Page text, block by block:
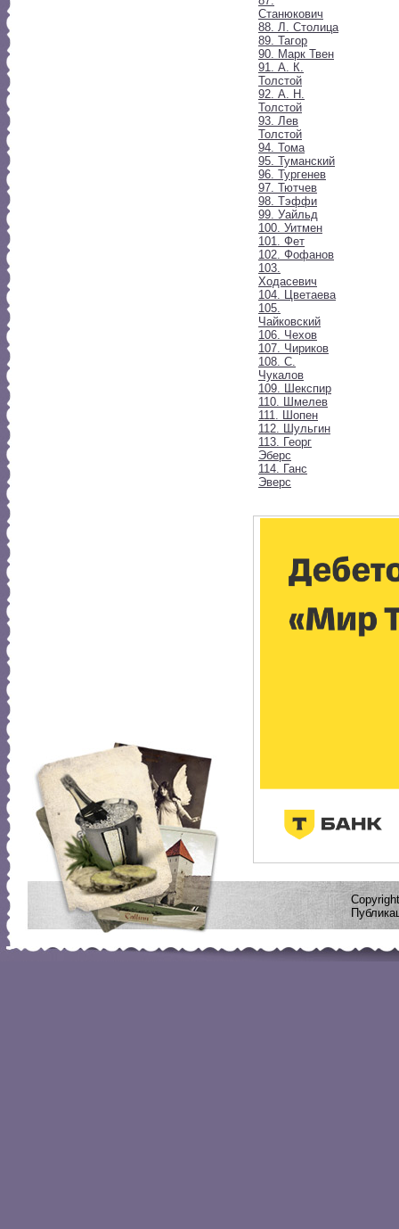
Станюкович
88. Л. Столица
89. Тагор
90. Марк Твен
91. А. К.
Толстой
92. А. Н.
Толстой
93. Лев
Толстой
94. Тома
95. Туманский
96. Тургенев
97. Тютчев
98. Тэффи
99. Уайльд
100. Уитмен
101. Фет
102. Фофанов
103.
Ходасевич
104. Цветаева
105.
Чайковский
106. Чехов
107. Чириков
108. С.
Чукалов
109. Шекспир
110. Шмелев
111. Шопен
112. Шульгин
113. Георг
Эберс
114. Ганс
Эверс